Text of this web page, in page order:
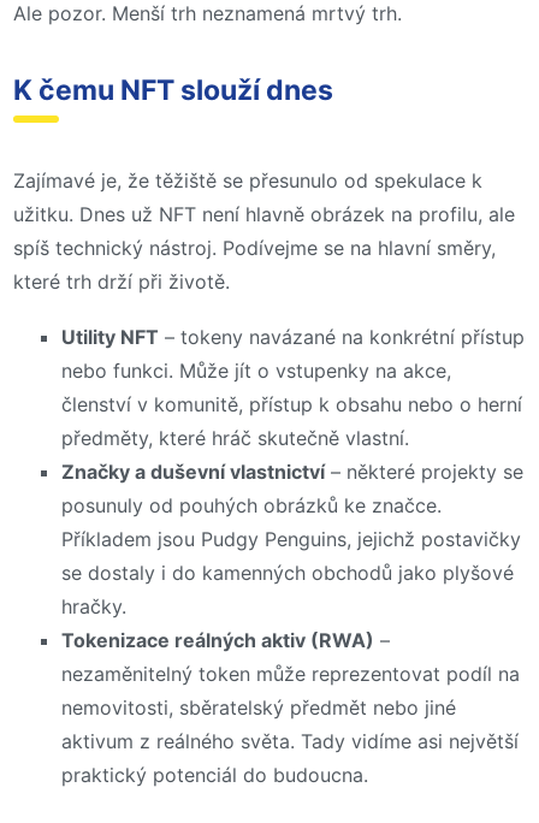
Ale pozor. Menší trh neznamená mrtvý trh.
K čemu NFT slouží dnes
Zajímavé je, že těžiště se přesunulo od spekulace k
užitku. Dnes už NFT není hlavně obrázek na profilu, ale
spíš technický nástroj. Podívejme se na hlavní směry,
které trh drží při životě.
Utility NFT – tokeny navázané na konkrétní přístup
nebo funkci. Může jít o vstupenky na akce,
členství v komunitě, přístup k obsahu nebo o herní
předměty, které hráč skutečně vlastní.
Značky a duševní vlastnictví– některé projekty se
posunuly od pouhých obrázků ke značce.
Příkladem jsou Pudgy Penguins, jejichž postavičky
se dostaly i do kamenných obchodů jako plyšové
hračky.
Tokenizace reálných aktiv (RWA) –
nezaměnitelný token může reprezentovat podíl na
nemovitosti, sběratelský předmět nebo jiné
aktivum z reálného světa. Tady vidíme asi největší
praktický potenciál do budoucna.